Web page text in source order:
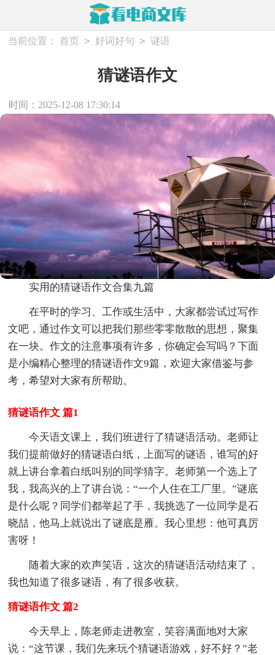
当前位置： 首页 > 好词好句 > 谜语
猜谜语作文
时间：2025-12-08 17:30:14
实用的猜谜语作文合集九篇
在平时的学习、工作或生活中，大家都尝试过写作
文吧，通过作文可以把我们那些零零散散的思想，聚集
在一块。作文的注意事项有许多，你确定会写吗？下面
是小编精心整理的猜谜语作文9篇，欢迎大家借鉴与参
考，希望对大家有所帮助。
猜谜语作文 篇1
今天语文课上，我们班进行了猜谜语活动。老师让
我们提前做好的猜谜语白纸，上面写的谜语，谁写的好
就上讲台拿着白纸叫别的同学猜字。老师第一个选上了
我，我高兴的上了讲台说：“一个人住在工厂里。”谜底
是什么呢？同学们都举起了手，我挑选了一位同学是石
晓喆，他马上就说出了谜底是雁。我心里想：他可真厉
害呀！
随着大家的欢声笑语，这次的猜谜语活动结束了，
我也知道了很多谜语，有了很多收获。
猜谜语作文 篇2
今天早上，陈老师走进教室，笑容满面地对大家
说：“这节课，我们先来玩个猜谜语游戏，好不好？”老